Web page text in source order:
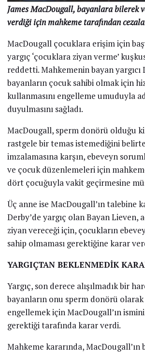
James MacDougall, bayanlara bilerek
verdiği için mahkeme tarafından
MacDougall çocuklara erişim için
yargıç ‘çocuklara ziyan verme’
reddetti. Mahkemenin bayan yargıcı
bayanların çocuk sahibi olmak için
kullanmasını engelleme umuduyla
duyulmasını sağladı.
MacDougall, sperm donörü olduğu
rastgele bir temas istemediğini
imzalamasına karşın, ebeveyn
ve çocuk düzenlemeleri için
dört çocuğuyla vakit geçirmesine
Üç anne ise MacDougall’ın talebine
Derby’de yargıç olan Bayan Lieven,
ziyan vereceği için, çocukların
sahip olmaması gerektiğine karar
YARGIÇTAN BEKLENMEDİK
Yargıç, son derece alışılmadık bir
bayanların onu sperm donörü olarak
engellemek için MacDougall’ın
gerektiği tarafında karar verdi.
Mahkeme kararında,